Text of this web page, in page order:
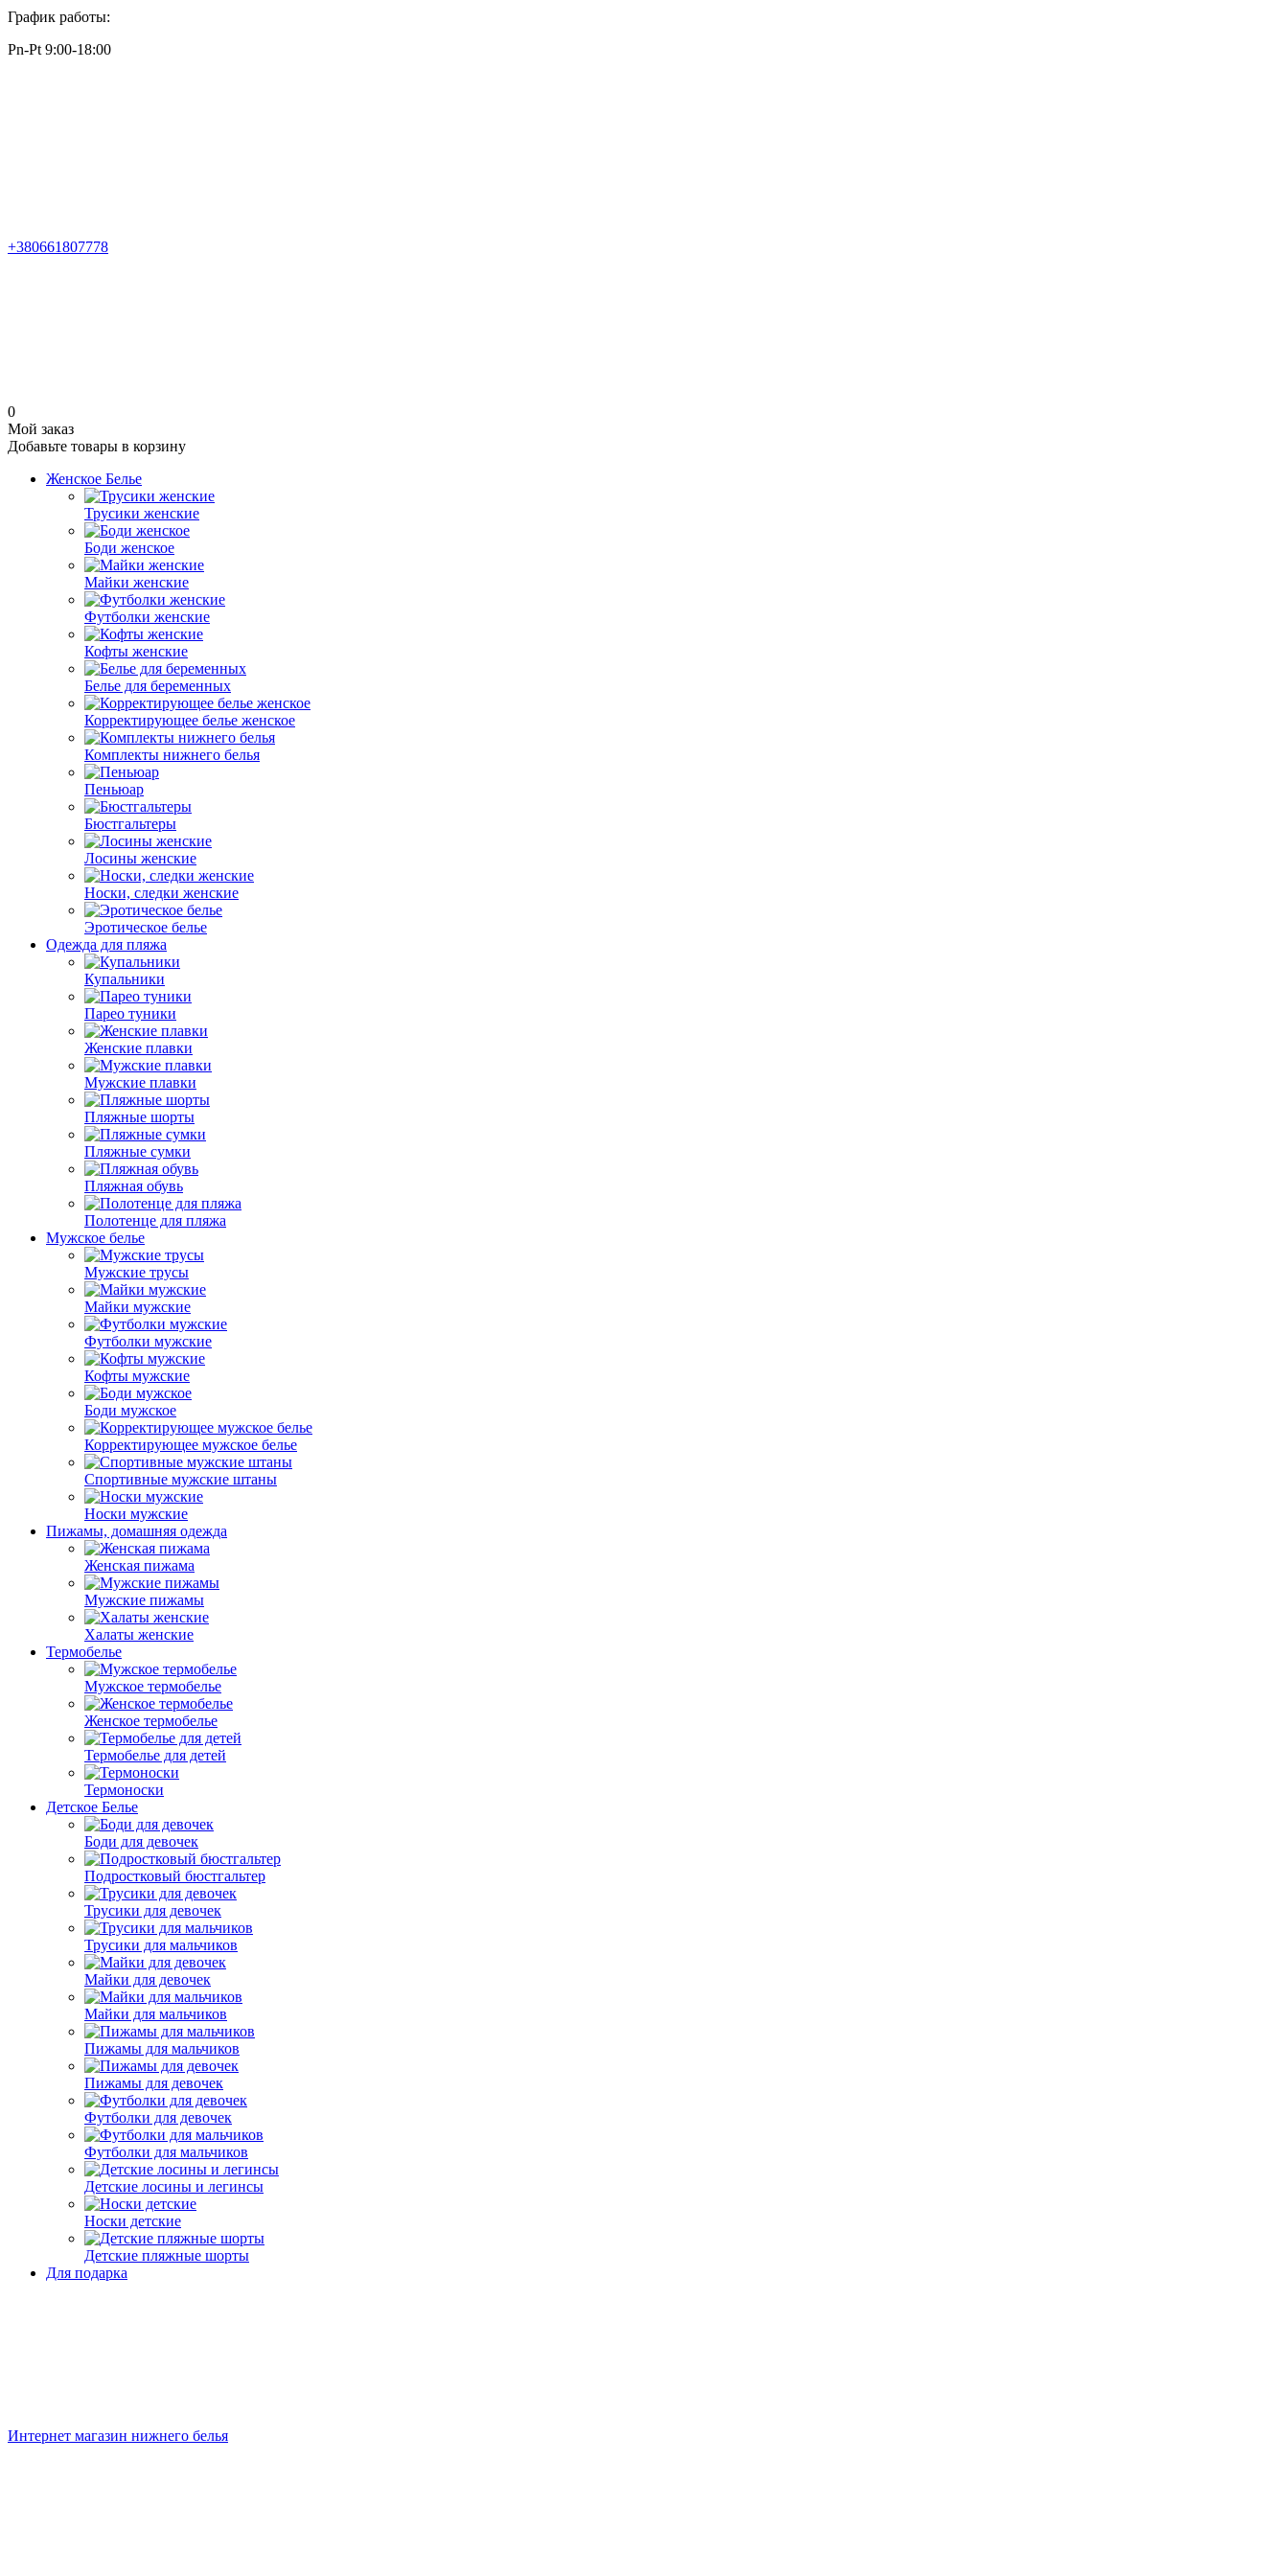
График работы:
Pn-Pt 9:00-18:00
+380661807778
0
Мой заказ
Добавьте товары в корзину
Женское Белье
Трусики женские
Боди женское
Майки женские
Футболки женские
Кофты женские
Белье для беременных
Корректирующее белье женское
Комплекты нижнего белья
Пеньюар
Бюстгальтеры
Лосины женские
Носки, следки женские
Эротическое белье
Одежда для пляжа
Купальники
Парео туники
Женские плавки
Мужские плавки
Пляжные шорты
Пляжные сумки
Пляжная обувь
Полотенце для пляжа
Мужское белье
Мужские трусы
Майки мужские
Футболки мужские
Кофты мужские
Боди мужское
Корректирующее мужское белье
Спортивные мужские штаны
Носки мужские
Пижамы, домашняя одежда
Женская пижама
Мужские пижамы
Халаты женские
Термобелье
Мужское термобелье
Женское термобелье
Термобелье для детей
Термоноски
Детское Белье
Боди для девочек
Подростковый бюстгальтер
Трусики для девочек
Трусики для мальчиков
Майки для девочек
Майки для мальчиков
Пижамы для мальчиков
Пижамы для девочек
Футболки для девочек
Футболки для мальчиков
Детские лосины и легинсы
Носки детские
Детские пляжные шорты
Для подарка
Интернет магазин нижнего белья